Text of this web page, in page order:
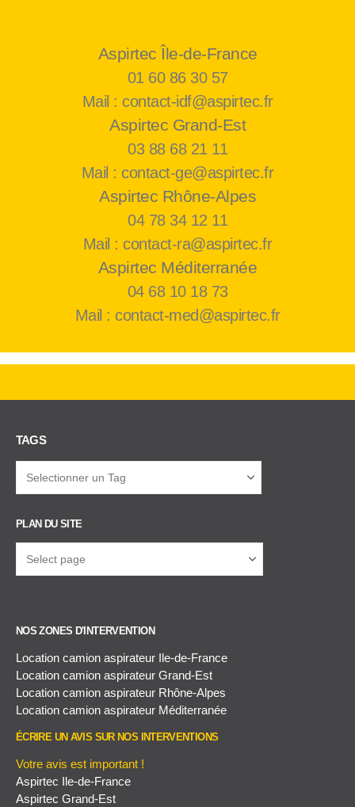
Aspirtec Île-de-France
01 60 86 30 57
Mail : contact-idf@aspirtec.fr
Aspirtec Grand-Est
03 88 68 21 11
Mail : contact-ge@aspirtec.fr
Aspirtec Rhône-Alpes
04 78 34 12 11
Mail : contact-ra@aspirtec.fr
Aspirtec Méditerranée
04 68 10 18 73
Mail : contact-med@aspirtec.fr
TAGS
PLAN DU SITE
NOS ZONES D'INTERVENTION
Location camion aspirateur Ile-de-France
Location camion aspirateur Grand-Est
Location camion aspirateur Rhône-Alpes
Location camion aspirateur Méditerranée
ÉCRIRE UN AVIS SUR NOS INTERVENTIONS
Votre avis est important !
Aspirtec Ile-de-France
Aspirtec Grand-Est